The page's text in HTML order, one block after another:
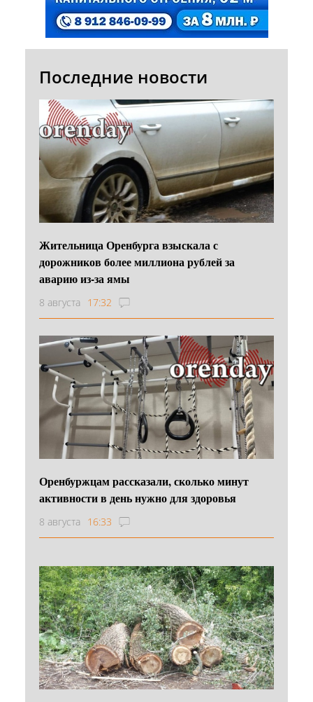
Последние новости
Жительница Оренбурга взыскала с
дорожников более миллиона рублей за
аварию из-за ямы
8 августа 17:32
Оренбуржцам рассказали, сколько минут
активности в день нужно для здоровья
8 августа 16:33